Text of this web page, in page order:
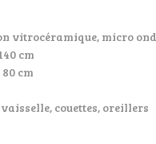
vitrocéramique, micro
cm
cm
couettes, oreillers